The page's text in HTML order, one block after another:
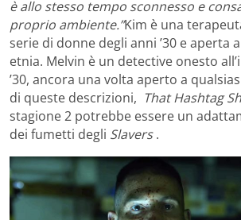
è allo stesso tempo sconnesso e
proprio ambiente.”Kim è una
serie di donne degli anni ’30 e aperta
etnia. Melvin è un detective onesto
’30, ancora una volta aperto a
di queste descrizioni, That Hashtag
stagione 2 potrebbe essere un
dei fumetti degli Slavers.